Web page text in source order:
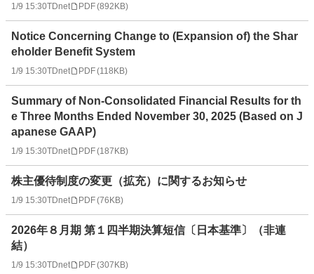
1/9 15:30TDnet PDF(892KB)
Notice Concerning Change to (Expansion of) the Shar
eholder Benefit System
1/9 15:30TDnet PDF(118KB)
Summary of Non-Consolidated Financial Results for th
e Three Months Ended November 30, 2025 (Based on J
apanese GAAP)
1/9 15:30TDnet PDF(187KB)
株主優待制度の変更（拡充）に関するお知らせ
1/9 15:30TDnet PDF(76KB)
2026年８月期 第１四半期決算短信〔日本基準〕（非連
結）
1/9 15:30TDnet PDF(307KB)